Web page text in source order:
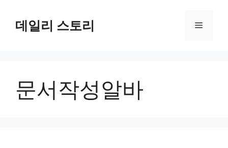
데일리 스토리 메
문서작성알바